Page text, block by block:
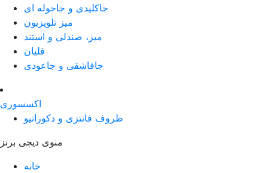
جاکلیدی و جاحوله ای
میز تلویزیون
میز، صندلی و استند
قلیان
جاقاشقی و جاعودی
اکسسوری
ظروف فانتزی و دکوراتیو
منوی دیجی برنز
خانه